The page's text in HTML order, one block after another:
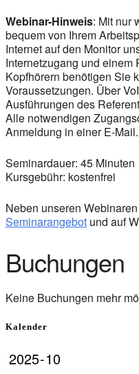
Webinar-Hinweis: Mit nur
bequem von Ihrem
Internet auf den Monitor
Internetzugang und einem
Kopfhörern benötigen Sie
Voraussetzungen. Über
Ausführungen des
Alle notwendigen
Anmeldung in einer E-Mail.
Seminardauer: 45 Minuten
Kursgebühr: kostenfrei
Neben unseren
Seminarangebot und auf
Buchungen
Keine Buchungen mehr
Kalender